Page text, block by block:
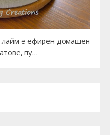
лайм е ефирен домашен
пу…